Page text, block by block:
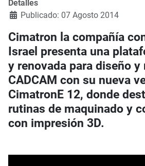
Detalles
Publicado: 07 Agosto 2014
Cimatron la compañía
Israel presenta una
y renovada para diseño
CADCAM con su nueva
CimatronE 12, donde
rutinas de maquinado y
con impresión 3D.